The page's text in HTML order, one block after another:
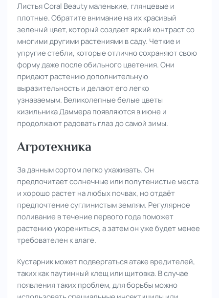
Листья Coral Beauty маленькие, глянцевые и
плотные. Обратите внимание на их красивый
зеленый цвет, который создает яркий контраст со
многими другими растениями в саду. Четкие и
упругие стебли, которые отлично сохраняют свою
форму даже после обильного цветения. Они
придают растению дополнительную
выразительность и делают его легко
узнаваемым. Великолепные белые цветы
кизильника Даммера появляются в июне и
продолжают радовать глаз до самой зимы.
Агротехника
За данным сортом легко ухаживать. Он
предпочитает солнечные или полутенистые места
и хорошо растет на любых почвах, но отдаёт
предпочтение суглинистым землям. Регулярное
поливание в течение первого года поможет
растению укорениться, а затем он уже будет менее
требователен к влаге.
Кустарник может подвергаться атаке вредителей,
таких как паутинный клещ или щитовка. В случае
появления таких проблем, для борьбы можно